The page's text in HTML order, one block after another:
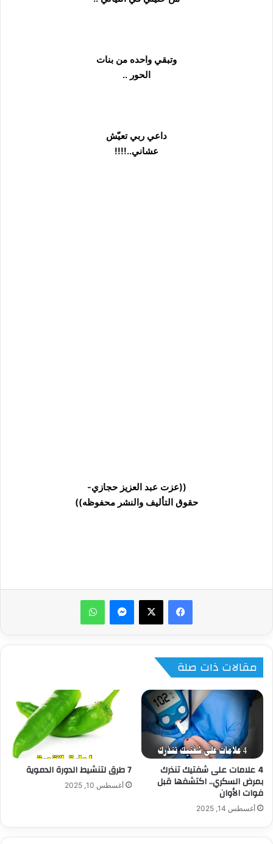
وتبقي واحده من بنات
الحور ..
داعي ربي تعيّش
عشاني..!!!!
((عزت عبد العزيز حجازي-
حقوق التأليف والنشر محفوظه))
ماسنجر واتساب
مقالات ذات صلة
4 علامات على شفتيك تنذرك
بمرض السكري.. اكتشفها قبل
فوات الأوان
أغسطس 14, 2025
7 طرق لتنشيط الدورة الدموية
أغسطس 10, 2025